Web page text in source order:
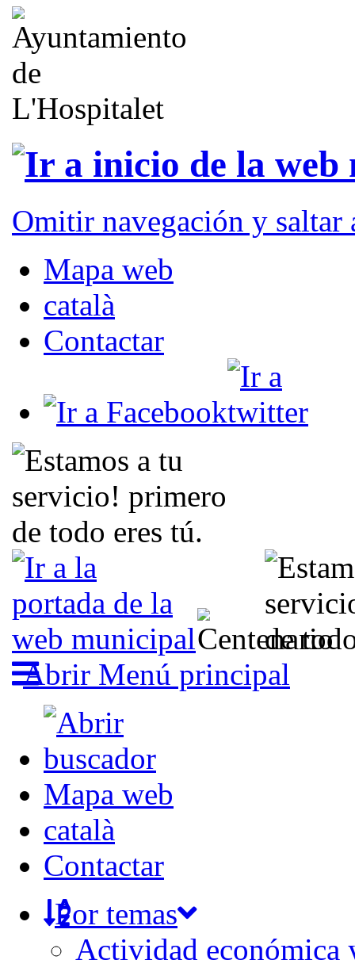
Omitir navegación y
Mapa web
català
Contactar
Abrir Menú principal
Mapa web
català
Contactar
Por temas
Actividad económica